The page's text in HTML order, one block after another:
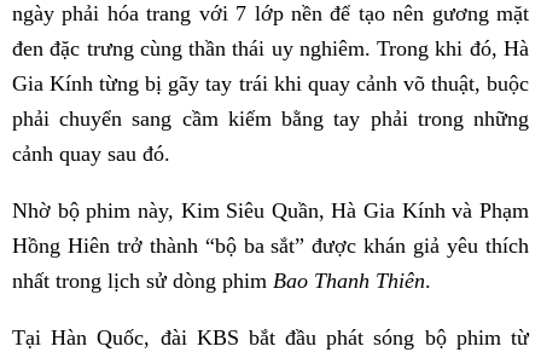
ngày phải hóa trang với 7 lớp nền để tạo nên gương mặt
đen đặc trưng cùng thần thái uy nghiêm. Trong khi đó, Hà
Gia Kính từng bị gãy tay trái khi quay cảnh võ thuật, buộc
phải chuyển sang cầm kiếm bằng tay phải trong những
cảnh quay sau đó.
Nhờ bộ phim này, Kim Siêu Quần, Hà Gia Kính và Phạm
Hồng Hiên trở thành “bộ ba sắt” được khán giả yêu thích
nhất trong lịch sử dòng phim Bao Thanh Thiên.
Tại Hàn Quốc, đài KBS bắt đầu phát sóng bộ phim từ